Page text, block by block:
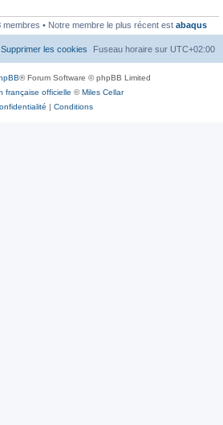
membres • Notre membre le plus récent est abaqus
Fuseau horaire sur UTC+02:00
Supprimer les cookies
® Forum Software © phpBB Limited
française officielle ©Miles Cellar
| Conditions